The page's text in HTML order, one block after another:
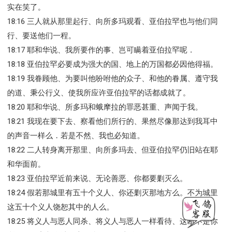
实在笑了。
18:16 三人就从那里起行、向所多玛观看、亚伯拉罕也与他们同
行、要送他们一程。
18:17 耶和华说、我所要作的事、岂可瞒着亚伯拉罕呢．
18:18 亚伯拉罕必要成为强大的国、地上的万国都必因他得福。
18:19 我眷顾他、为要叫他吩咐他的众子、和他的眷属、遵守我
的道、秉公行义、使我所应许亚伯拉罕的话都成就了。
18:20 耶和华说、所多玛和蛾摩拉的罪恶甚重、声闻于我。
18:21 我现在要下去、察看他们所行的、果然尽像那达到我耳中
的声音一样么．若是不然、我也必知道。
18:22 二人转身离开那里、向所多玛去、但亚伯拉罕仍旧站在耶
和华面前。
18:23 亚伯拉罕近前来说、无论善恶、你都要剿灭么。
18:24 假若那城里有五十个义人、你还剿灭那地方么。不为城里
这五十个义人饶恕其中的人么。
18:25 将义人与恶人同杀、将义人与恶人一样看待、这断不是你